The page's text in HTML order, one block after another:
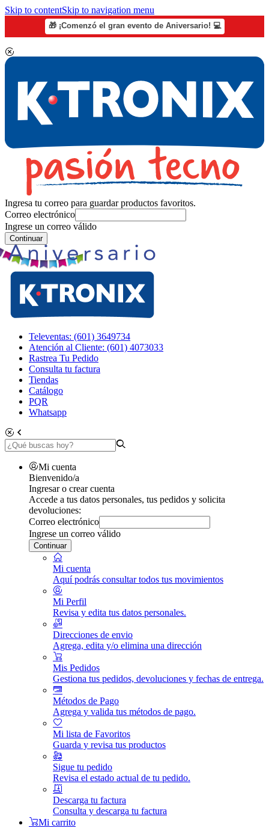
Skip to contentSkip to navigation menu
🎁 ¡Comenzó el gran evento de Aniversario! 💻
Ingresa tu correo para guardar productos favoritos.
Correo electrónico
Ingrese un correo válido
Continuar
Televentas: (601) 3649734
Atención al Cliente: (601) 4073033
Rastrea Tu Pedido
Consulta tu factura
Tiendas
Catálogo
PQR
Whatsapp
Mi cuenta
Bienvenido/a
Ingresar o crear cuenta
Accede a tus datos personales, tus pedidos y solicita
devoluciones:
Correo electrónico
Ingrese un correo válido
Continuar
Mi cuenta
Aquí podrás consultar todos tus movimientos
Mi Perfil
Revisa y edita tus datos personales.
Direcciones de envio
Agrega, edita y/o elimina una dirección
Mis Pedidos
Gestiona tus pedidos, devoluciones y fechas de entrega.
Métodos de Pago
Agrega y valida tus métodos de pago.
Mi lista de Favoritos
Guarda y revisa tus productos
Sigue tu pedido
Revisa el estado actual de tu pedido.
Descarga tu factura
Consulta y descarga tu factura
Mi carrito